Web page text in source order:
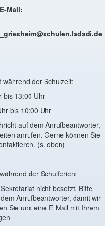
Mail:
während der Schulzeit:
bis 13:00 Uhr
bis 10:00 Uhr
auf dem Anrufbeantworter,
anrufen. Gerne können Sie
(s. oben)
der Schulferien:
nicht besetzt. Bitte
Anrufbeantworter, damit wir
Sie uns eine E-Mail mit Ihrem